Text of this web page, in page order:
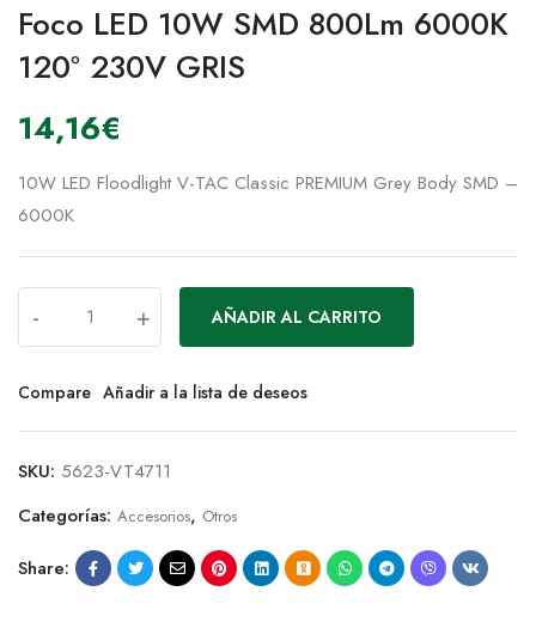
Foco LED 10W SMD 800Lm 6000K
120º 230V GRIS
14,16€
10W LED Floodlight V-TAC Classic PREMIUM Grey Body SMD –
6000K
- + AÑADIR AL CARRITO
Compare Añadir a la lista de deseos
SKU: 5623-VT4711
Categorías: Accesorios, Otros
Share: